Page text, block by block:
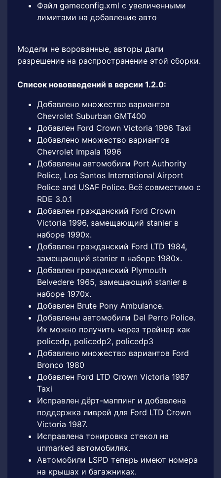
Файл gameconfig.xml с увеличенными
лимитами на добавление авто
Модели не ворованные, авторы дали
разрешение на распространение этой сборки.
Список нововведений в версии 1.2.0:
Добавлено множество вариантов
Chevrolet Suburban GMT400
Добавлен Ford Crown Victoria 1996 Taxi
Добавлено множество вариантов
Chevrolet Impala 1996
Добавлены автомобили Port Authority
Police, Los Santos International Airport
Police and USAF Police. Всё совместимо с
RDE 3.0.1
Добавлен гражданский Ford Crown
Victoria 1996, замещающий stanier в
наборе 1990х.
Добавлен гражданский Ford LTD 1984,
замещающий stanier в наборе 1980х.
Добавлен гражданский Plymouth
Belvedere 1965, замещающий stanier в
наборе 1970х.
Добавлен Brute Pony Ambulance.
Добавлены автомобили Del Perro Police.
Их можно получить через трейнер как
policedp, policedp2, policedp3
Добавлено множество вариантов Ford
Bronco 1980
Добавлен Ford LTD Crown Victoria 1987
Taxi
Исправлен дёрт-маппинг и добавлена
поддержка ливрей для Ford LTD Crown
Victoria 1987.
Исправлена тонировка стекол на
unmarked автомобилях.
Автомобили LSPD теперь имеют номера
на крышах и багажниках.